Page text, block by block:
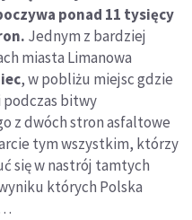
ponad 11 tysięcy
Jednym z bardziej
miasta Limanowa
, w pobliżu miejsc gdzie
podczas bitwy
z dwóch stron asfaltowe
tym wszystkim, którzy
się w nastrój tamtych
których Polska